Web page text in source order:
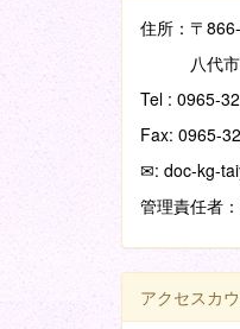
住所：〒
八代市西
Tel : 0965-
Fax: 0965-
✉: doc-kg-
管理責任者
アクセスカ